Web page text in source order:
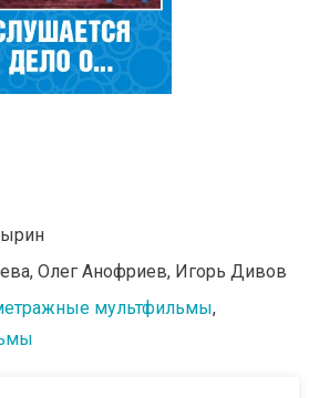
Олег Анофриев, Игорь Дивов
мультфильмы,